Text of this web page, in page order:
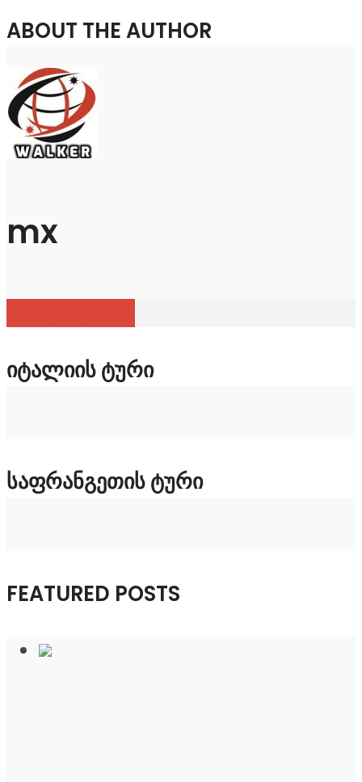
ABOUT THE AUTHOR
mx
ᲘᲢᲐᲚᲘᲘᲡ ᲢᲣᲠᲘ
ᲡᲐᲤᲠᲐᲜᲒᲔᲗᲘᲡ ᲢᲣᲠᲘ
FEATURED POSTS